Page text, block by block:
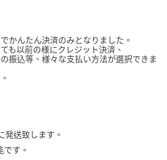
かんたん決済のみとなりました。
も以前の様にクレジット決済、
振込等、様々な支払い方法が選択できま
発送致します。
です。